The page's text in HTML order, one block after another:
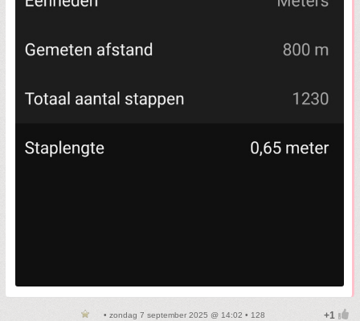
• zondag 7 september 2025 @ 14:02 • 128